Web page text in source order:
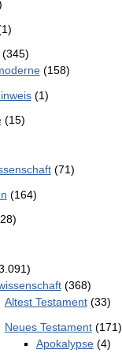
(158)
(1)
(15)
(71)
(164)
(368)
Altest Testament(33)
Neues Testament(171)
Apokalypse(4)